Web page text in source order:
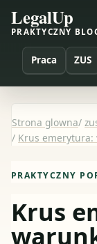
LegalUp
PRAKTYCZNY
Praca ZUS
Strona glowna/
/ Krus emerytura:
PRAKTYCZNY
Krus